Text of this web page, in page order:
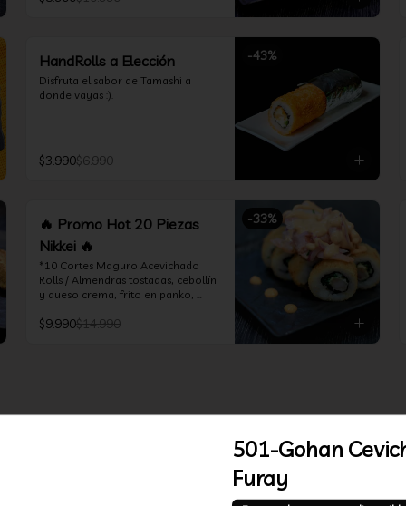
*Incluye 1 soya 30ml / 1 palitos / 1
-43%
HandRolls a Elección
Disfruta el sabor de Tamashi a
donde vayas :).
$3.990$6.990
-33%
🔥 Promo Hot 20 Piezas
Nikkei 🔥
*10 Cortes Maguro Acevichado
Rolls / Almendras tostadas, cebollín
y queso crema, frito en panko,
$9.990$14.990
-29
501-Gohan
Furay